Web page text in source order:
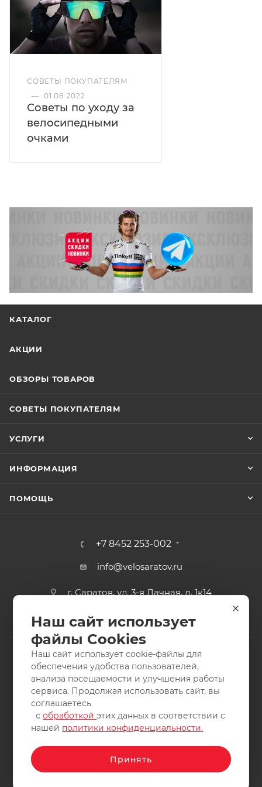
СОВЕТЫ ПОКУПАТЕЛЯМ
— 01.08.2022
Советы по уходу за
велосипедными
очками
КАТАЛОГ
АКЦИИ
ОБЗОРЫ ТОВАРОВ
СОВЕТЫ ПОКУПАТЕЛЯМ
УСЛУГИ
ИНФОРМАЦИЯ
ПОМОЩЬ
+7 8452 253-002
info@velosaratov.ru
г. Саратов, ул. 3-я Дачная, д. 1к14
2011-2026 © интернет-магазин спортивных товаров
ВелоСаратов. Не является публичной офертой. Все права
защищены. Заимствование материалов и фотографий
запрещено.
Наш сайт использует
файлы Cookies
Наш сайт использует cookie-файлы для
обеспечения удобства пользователей,
анализа посещаемости и улучшения работы
сервиса. Продолжая использовать сайт, вы
соглашаетесь
собработкойэтих данных в соответствии с
нашей политики конфиденциальности.
Принять